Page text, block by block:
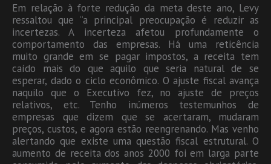
Em relação à forte redução da meta deste ano, Levy
ressaltou que “a principal preocupação é reduzir as
incertezas. A incerteza afetou profundamente o
comportamento das empresas. Há uma reticência
muito grande em se pagar impostos, a receita tem
caído mais do que aquilo que seria natural de se
esperar, dado o ciclo econômico. O ajuste fiscal avança
naquilo que o Executivo fez, no ajuste de preços
relativos, etc. Tenho inúmeros testemunhos de
empresas que dizem que se acertaram, mudaram
preços, custos, e agora estão reengrenando. Mas venho
alertando que existe uma questão fiscal estrutural. O
aumento de receita dos anos 2000 foi em larga parte